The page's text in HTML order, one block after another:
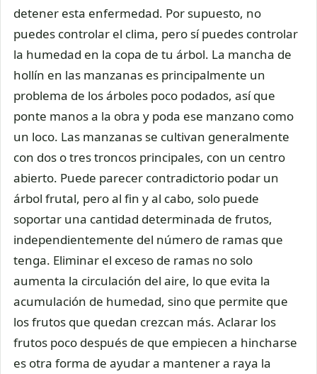
detener esta enfermedad. Por supuesto, no
puedes controlar el clima, pero sí puedes controlar
la humedad en la copa de tu árbol. La mancha de
hollín en las manzanas es principalmente un
problema de los árboles poco podados, así que
ponte manos a la obra y poda ese manzano como
un loco. Las manzanas se cultivan generalmente
con dos o tres troncos principales, con un centro
abierto. Puede parecer contradictorio podar un
árbol frutal, pero al fin y al cabo, solo puede
soportar una cantidad determinada de frutos,
independientemente del número de ramas que
tenga. Eliminar el exceso de ramas no solo
aumenta la circulación del aire, lo que evita la
acumulación de humedad, sino que permite que
los frutos que quedan crezcan más. Aclarar los
frutos poco después de que empiecen a hincharse
es otra forma de ayudar a mantener a raya la